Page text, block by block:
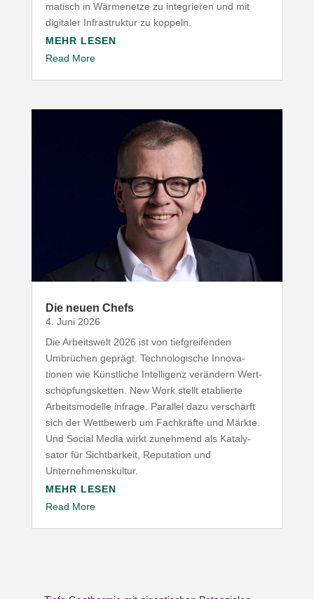
ma­tisch in Wärme­netze zu inte­grieren und mit
digitaler Infra­struktur zu koppeln.
MEHR LESEN
Read More
Die neuen Chefs
4. Juni 2026
Die Arbeitswelt 2026 ist von tief­grei­fenden
Umbrüchen geprägt. Tech­no­lo­gische Inno­va­
tionen wie Künst­liche Intel­ligenz verändern Wert­
schöp­fungs­ketten. New Work stellt etablierte
Arbeits­mo­delle infrage. Parallel dazu verschärft
sich der Wett­bewerb um Fach­kräfte und Märkte.
Und Social Media wirkt zunehmend als Kata­ly­
sator für Sicht­barkeit, Repu­tation und
Unternehmenskultur.
MEHR LESEN
Read More